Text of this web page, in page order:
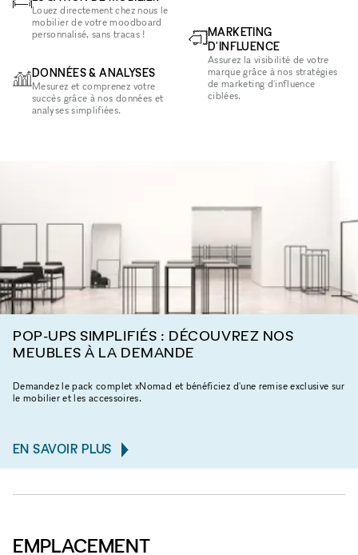
Louez directement chez nous le
mobilier de votre moodboard
personnalisé, sans tracas !
DONNÉES & ANALYSES
Mesurez et comprenez votre
succès grâce à nos données et
analyses simplifiées.
MARKETING
D'INFLUENCE
Assurez la visibilité de votre
marque grâce à nos stratégies
de marketing d'influence
ciblées.
POP-UPS SIMPLIFIÉS : DÉCOUVREZ NOS
MEUBLES À LA DEMANDE
Demandez le pack complet xNomad et bénéficiez d'une remise exclusive sur
le mobilier et les accessoires.
EN SAVOIR PLUS
EMPLACEMENT